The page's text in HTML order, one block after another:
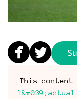
This content